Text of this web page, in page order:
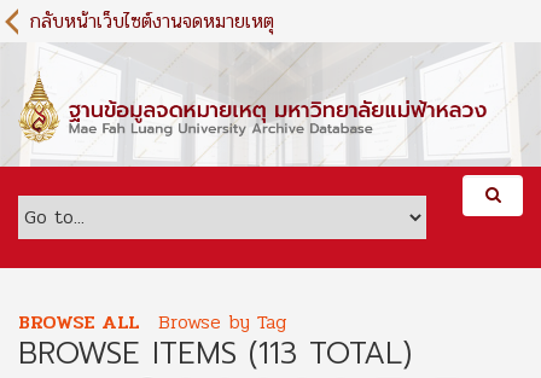
S
k
m
c
กลับหน้าเว็บไซต์งานจดหมายเหตุ
BROWSE ALL Browse by Tag
BROWSE ITEMS (113 TOTAL)